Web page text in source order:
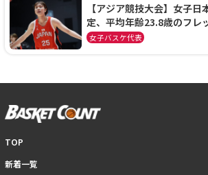
【アジア競技大会】女子
定、平均年齢23.8歳のフレ
本開催の大舞台で頂点を狙う
女子バスケ代表
TOP
新着一覧